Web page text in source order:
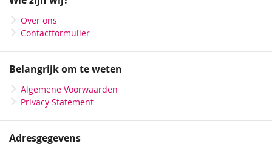
120 x 60 cm
180 x 60 cm
40 x 40 cm
120 x 120 cm
100 x 70 cm
nieuwsbrief
Over ons
Contactformulier
Belangrijk om te weten
Algemene Voorwaarden
Privacy Statement
Adresgegevens